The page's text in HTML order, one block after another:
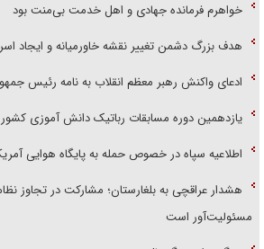
خواهرم فرمانده جهادی و اهل خدمت بی‌منت بود
هدف بزرگ دشمن تغییر نقشه خاورمیانه و ایجاد
ادعای واکنش رهبر معظم انقلاب به نامه رئیس
یازدهمین دوره مسابقات رباتیک دانش آموزی کشور
اطلاعیه سپاه در خصوص حمله به پایگاه هوایی
هشدار عراقچی به بلغارستان؛ مشارکت در تجاوز
مسئولیت‌آور است